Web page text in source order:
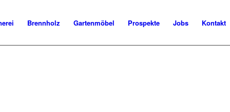
Brennholz Gartenmöbel Prospekte Jobs Kontakt
besten live